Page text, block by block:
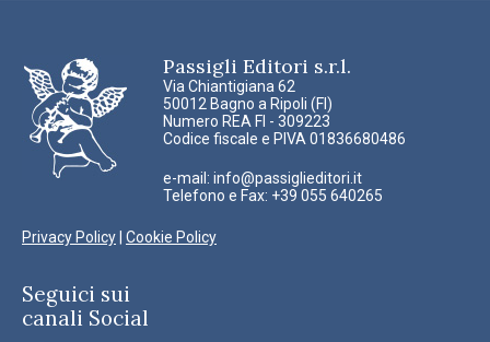
Passigli Editori s.r.l.
Via Chiantigiana 62
50012 Bagno a Ripoli (FI)
Numero REA FI - 309223
Codice fiscale e PIVA 01836680486
e-mail: info@passiglieditori.it
Telefono e Fax: +39 055 640265
Privacy Policy Cookie Policy
Seguici sui
canali Social